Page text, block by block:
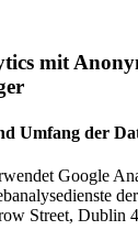
mit
Umfang der
Google
Street, Dublin